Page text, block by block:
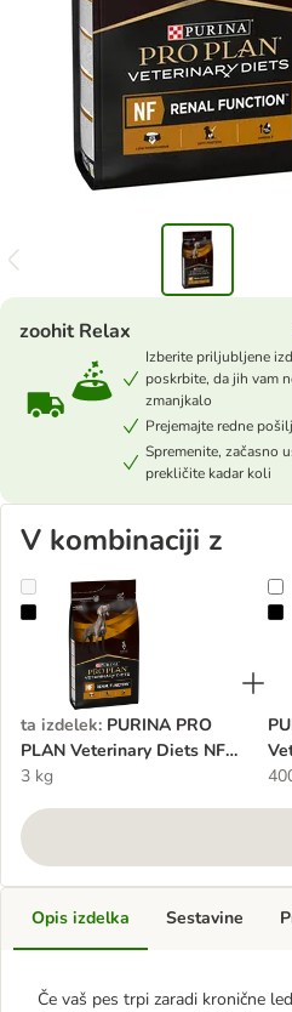
zoohit Relax
Izberite priljubljene
poskrbite, da jih vam
zmanjkalo
Prejemajte redne
Spremenite, začasno
prekličite kadar koli
V kombinaciji z
PURINA PRO PLAN Veterinary
ta izdelek: PURINA PRO
PLAN Veterinary Diets NF
Renal Function
3 kg
Opis izdelka
Če vaš pes trpi zaradi kronične
Sestavine